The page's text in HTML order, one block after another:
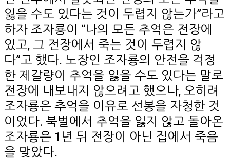
잃을 수도 있다는 것이 두렵지 않는가”라고
하자 조자룡이 “나의 모든 추억은 전장에
있고, 그 전장에서 죽는 것이 두렵지 않
다”고 했다. 노장인 조자룡의 안전을 걱정
한 제갈량이 추억을 잃을 수도 있다는 말로
전장에 내보내지 않으려고 했으나, 오히려
조자룡은 추억을 이유로 선봉을 자청한 것
이었다. 북벌에서 추억을 잃지 않고 돌아온
조자룡은 1년 뒤 전장이 아닌 집에서 죽음
을 맞았다.